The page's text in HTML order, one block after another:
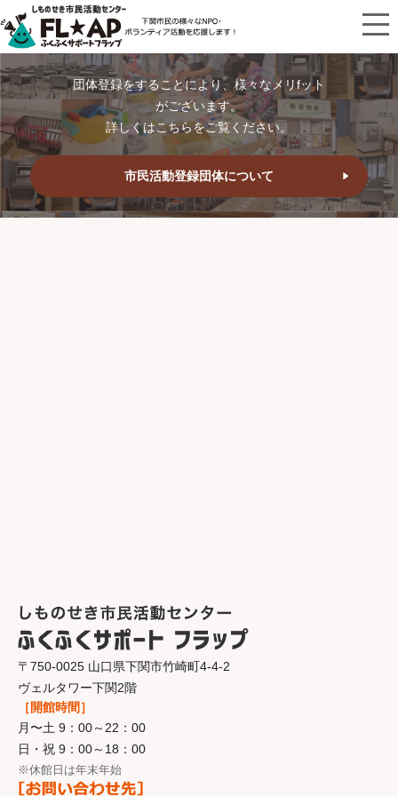
団体登録をすることにより、様々なメリfット
がございます。
詳しくはこちらをご覧ください。
市民活動登録団体について
〒750-0025 山口県下関市竹崎町4-4-2
ヴェルタワー下関2階
［開館時間］
月〜土 9：00～22：00
日・祝 9：00～18：00
※休館日は年末年始